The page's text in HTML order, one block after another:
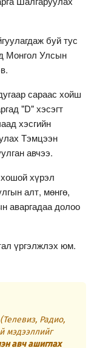
буй тус
Монгол Улсын
сараас хойш
"D" хэсэгт
хэсгийн
Тэмцээн
авчээ.
хүрэл
алт, мөнгө,
аваргадаа долоо
үргэлжлэх юм.
Радио,
мэдээллийг
авч ашиглах